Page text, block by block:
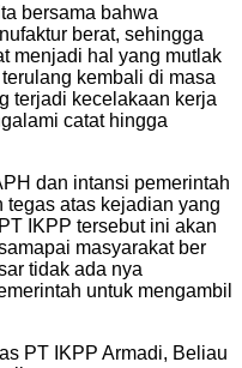
bersama bahwa
berat, sehingga
menjadi hal yang mutlak
kembali di masa
terjadi kecelakaan kerja
catat hingga
dan intansi pemerintah
tegas atas kejadian yang
IKPP tersebut ini akan
masyarakat ber
tidak ada nya
untuk mengambil
PT IKPP Armadi, Beliau